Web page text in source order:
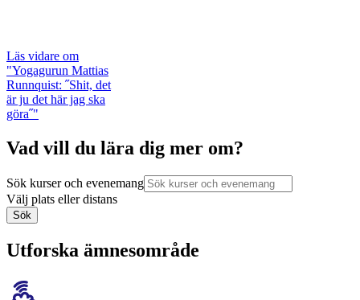
Läs vidare om
"Yogagurun Mattias
Runnquist: ˝Shit, det
är ju det här jag ska
göra˝"
Vad vill du lära dig mer om?
Sök kurser och evenemang
Välj plats eller distans
Sök
Utforska ämnesområde